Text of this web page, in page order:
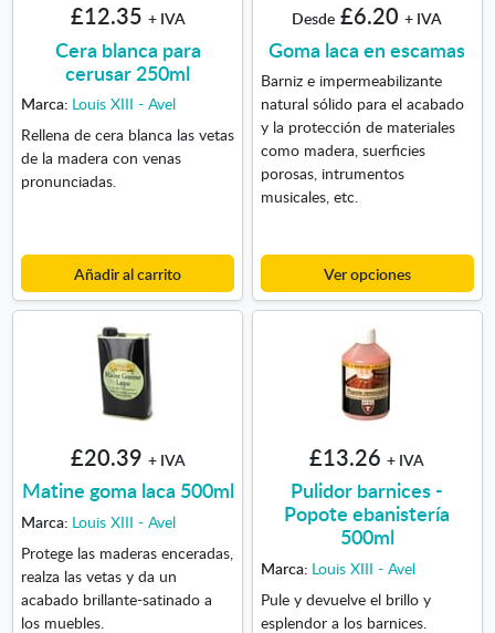
£12.35 + IVA
Cera blanca para
cerusar 250ml
Marca: Louis XIII - Avel
Rellena de cera blanca las vetas
de la madera con venas
pronunciadas.
Añadir al carrito
Desde £6.20 + IVA
Goma laca en escamas
Barniz e impermeabilizante
natural sólido para el acabado
y la protección de materiales
como madera, suerficies
porosas, intrumentos
musicales, etc.
Ver opciones
£20.39 + IVA
Matine goma laca 500ml
Marca: Louis XIII - Avel
Protege las maderas enceradas,
realza las vetas y da un
acabado brillante-satinado a
los muebles.
£13.26 + IVA
Pulidor barnices -
Popote ebanistería
500ml
Marca: Louis XIII - Avel
Pule y devuelve el brillo y
esplendor a los barnices.